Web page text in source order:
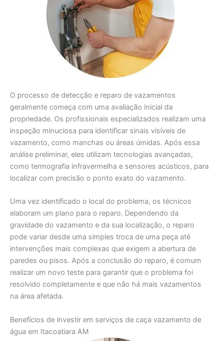
O processo de detecção e reparo de vazamentos
geralmente começa com uma avaliação inicial da
propriedade. Os profissionais especializados realizam uma
inspeção minuciosa para identificar sinais visíveis de
vazamento, como manchas ou áreas úmidas. Após essa
análise preliminar, eles utilizam tecnologias avançadas,
como termografia infravermelha e sensores acústicos, para
localizar com precisão o ponto exato do vazamento.
Uma vez identificado o local do problema, os técnicos
elaboram um plano para o reparo. Dependendo da
gravidade do vazamento e da sua localização, o reparo
pode variar desde uma simples troca de uma peça até
intervenções mais complexas que exigem a abertura de
paredes ou pisos. Após a conclusão do reparo, é comum
realizar um novo teste para garantir que o problema foi
resolvido completamente e que não há mais vazamentos
na área afetada.
Benefícios de investir em serviços de caça vazamento de
água em Itacoatiara AM